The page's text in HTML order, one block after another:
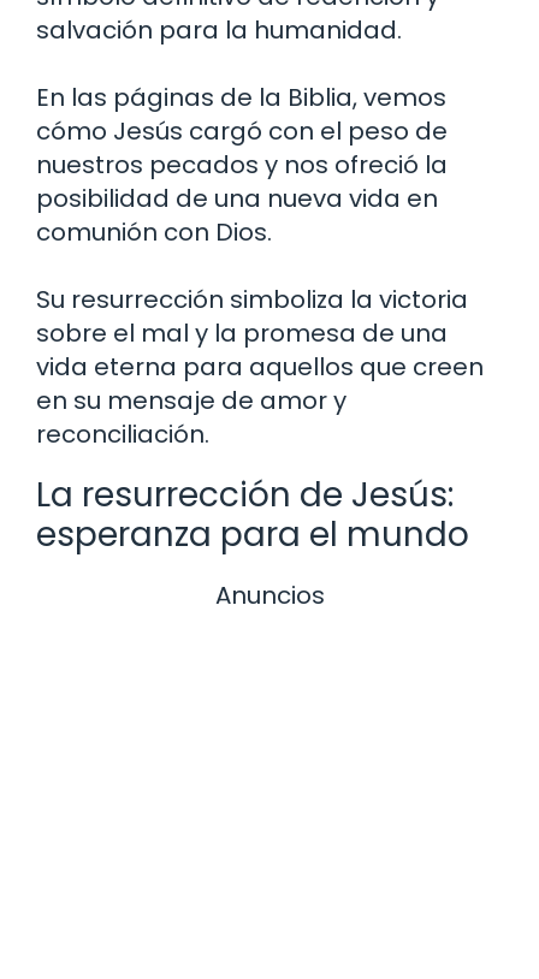
salvación para la humanidad.
En las páginas de la Biblia, vemos
cómo Jesús cargó con el peso de
nuestros pecados y nos ofreció la
posibilidad de una nueva vida en
comunión con Dios.
Su resurrección simboliza la victoria
sobre el mal y la promesa de una
vida eterna para aquellos que creen
en su mensaje de amor y
reconciliación.
La resurrección de Jesús:
esperanza para el mundo
Anuncios